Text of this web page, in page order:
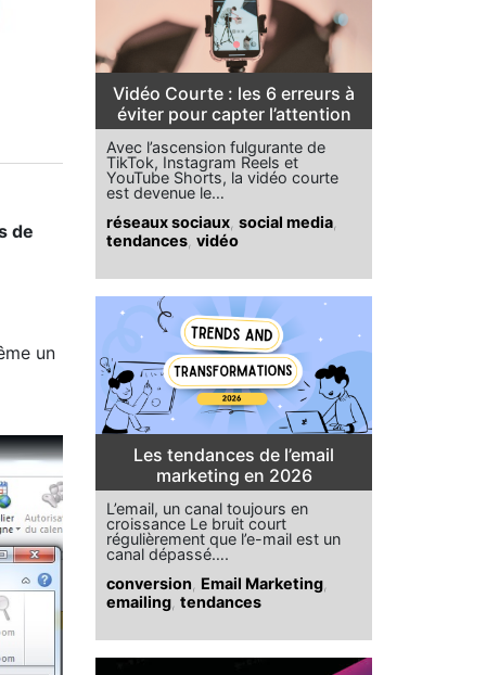
de
un
Vidéo Courte : les 6 erreurs à
éviter pour capter l’attention
Avec l’ascension fulgurante de
TikTok, Instagram Reels et
YouTube Shorts, la vidéo courte
est devenue le…
réseaux sociaux social media
tendances vidéo
Les tendances de l’email
marketing en 2026
L’email, un canal toujours en
croissance Le bruit court
régulièrement que l’e-mail est un
canal dépassé….
conversion Email Marketing
emailing tendances